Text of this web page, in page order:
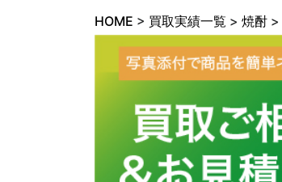
HOME > 買取実績一覧 > 焼酎 >